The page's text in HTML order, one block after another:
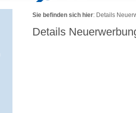
Sie befinden sich hier: Details
Details